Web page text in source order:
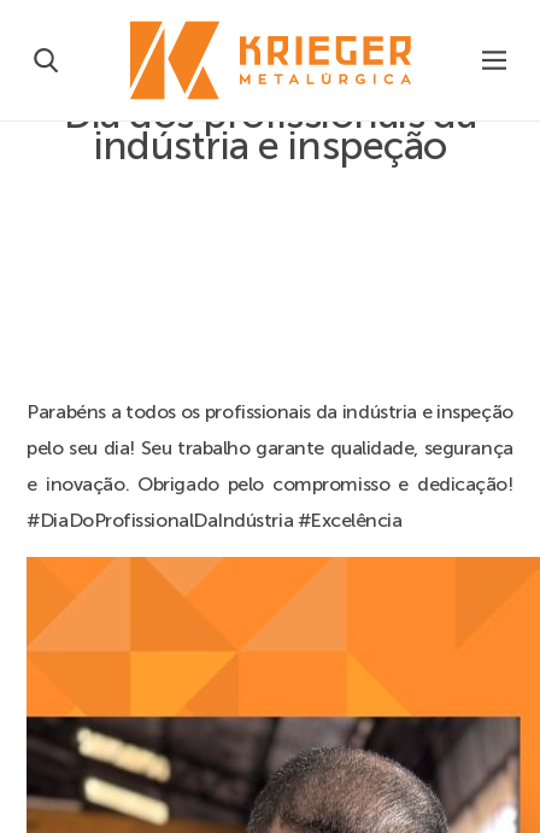
Dia dos profissionais da
indústria e inspeção
Parabéns a todos os profissionais da indústria e inspeção
pelo seu dia! Seu trabalho garante qualidade, segurança
e inovação. Obrigado pelo compromisso e dedicação!
#DiaDoProfissionalDaIndústria #Excelência